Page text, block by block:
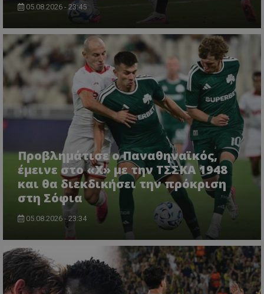
05.08.2026 - 23:45
Προβλημάτισε ο Παναθηναϊκός,
έμεινε στο «Χ» με την ΤΣΣΚΑ 1948
και θα διεκδικήσει την πρόκριση
στη Σόφια
05.08.2026 - 23:34